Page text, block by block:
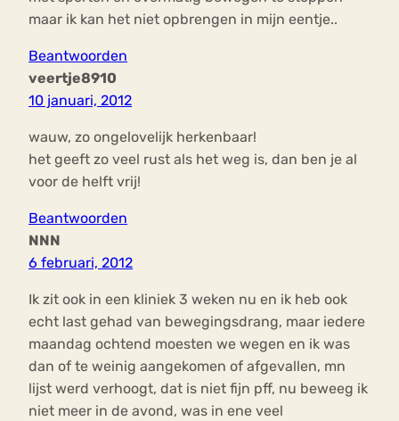
maar ik kan het niet opbrengen in mijn eentje..
Beantwoorden
veertje8910
10 januari, 2012
wauw, zo ongelovelijk herkenbaar!
het geeft zo veel rust als het weg is, dan ben je al
voor de helft vrij!
Beantwoorden
NNN
6 februari, 2012
Ik zit ook in een kliniek 3 weken nu en ik heb ook
echt last gehad van bewegingsdrang, maar iedere
maandag ochtend moesten we wegen en ik was
dan of te weinig aangekomen of afgevallen, mn
lijst werd verhoogt, dat is niet fijn pff, nu beweeg ik
niet meer in de avond, was in ene veel